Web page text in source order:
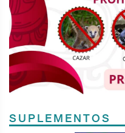
SUPLEMENTOS